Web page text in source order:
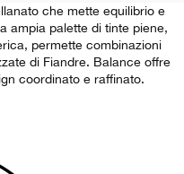
che mette equilibrio e
ampia palette di tinte piene,
permette combinazioni
di Fiandre. Balance offre
coordinato e raffinato.